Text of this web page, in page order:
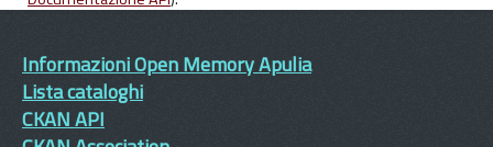
Informazioni Open Memory Apulia
Lista cataloghi
CKAN API